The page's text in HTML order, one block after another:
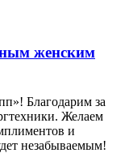
женским
Благодарим за
Желаем
и
незабываемым!